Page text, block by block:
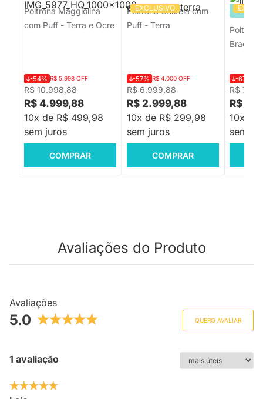
Poltrona Maggiolina
com Puff - Terra e Ocre
R$ 10.998,88
-54% R$ 5.998 OFF
R$ 4.999,88
10x de R$ 499,98
sem juros
COMPRAR
EXCLUSIVO
Poltrona Costela com
Puff - Terra
R$ 6.999,88
-57% R$ 4.000 OFF
R$ 2.999,88
10x de R$ 299,98
sem juros
COMPRAR
Braço e
R$
-67%
R$
10x de
sem
Avaliações do Produto
Avaliações
5.0 QUERO AVALIAR
1 avaliação